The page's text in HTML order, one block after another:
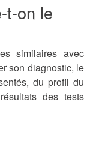
t-on le
similaires avec
son diagnostic, le
du profil du
des tests